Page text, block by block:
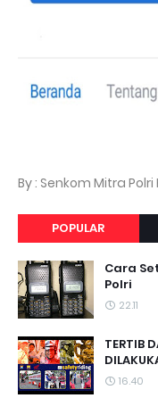
By : Senkom Mitra
POPULAR
Cara
Polri
22.11
TERTIB
16.40